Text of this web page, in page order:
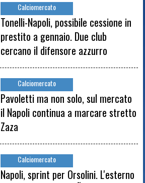
Calciomercato
Tonelli-Napoli, possibile cessione in
prestito a gennaio. Due club
cercano il difensore azzurro
Calciomercato
Pavoletti ma non solo, sul mercato
il Napoli continua a marcare stretto
Zaza
Calciomercato
Napoli, sprint per Orsolini. L'esterno